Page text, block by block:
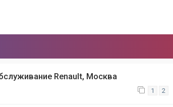
Renault, Москва
1 2